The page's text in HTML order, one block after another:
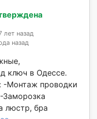
лет назад
назад
ключ в Одессе.
-Монтаж проводки
Заморозка
люстр, бра